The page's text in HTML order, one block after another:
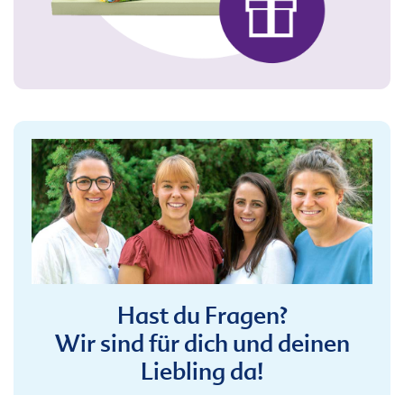
Hast du Fragen?
Wir sind für dich und deinen
Liebling da!